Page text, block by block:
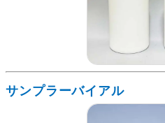
サンプラーバイアル